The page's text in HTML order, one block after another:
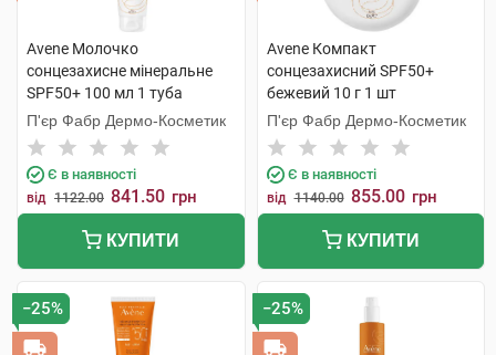
Avene Молочко
сонцезахисне мінеральне
SPF50+ 100 мл 1 туба
П'єр Фабр Дермо-Косметик
Є в наявності
від 1122.00 841.50 грн
КУПИТИ
Avene Компакт
сонцезахисний SPF50+
бежевий 10 г 1 шт
П'єр Фабр Дермо-Косметик
Є в наявності
від 1140.00 855.00 грн
КУПИТИ
−25% −25%